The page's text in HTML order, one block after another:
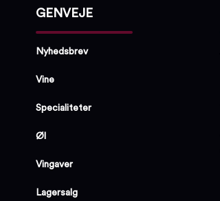
GENVEJE
Nyhedsbrev
Vine
Specialiteter
Øl
Vingaver
Lagersalg